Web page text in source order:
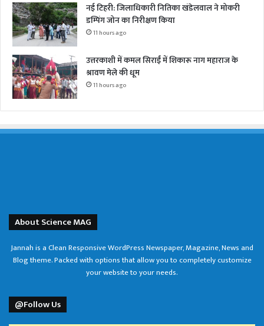
नई टिहरी: जिलाधिकारी नितिका खंडेलवाल ने मोकरी
डम्पिंग जोन का निरीक्षण किया
11 hours ago
उत्तरकाशी में कमल सिराईं में शिकारू नाग महाराज के
श्रावण मेले की धूम
11 hours ago
About Science MAG
Jannah is a Clean Responsive WordPress Newspaper, Magazine, News and
Blog theme. Packed with options that allow you to completely customize
your website to your needs.
@Follow Us